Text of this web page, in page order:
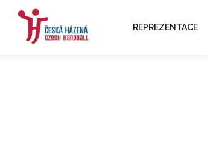
REPREZENTACE